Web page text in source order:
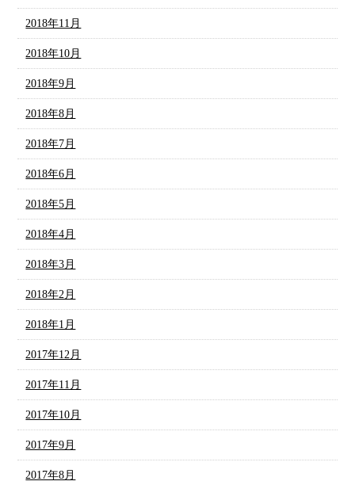
2018年11月
2018年10月
2018年9月
2018年8月
2018年7月
2018年6月
2018年5月
2018年4月
2018年3月
2018年2月
2018年1月
2017年12月
2017年11月
2017年10月
2017年9月
2017年8月